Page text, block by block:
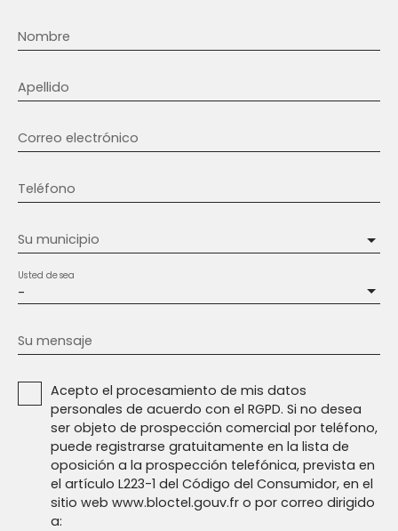
Nombre
Apellido
Correo electrónico
Teléfono
Su municipio
-
Usted desea
Su mensaje
Acepto el procesamiento de mis datos
personales de acuerdo con el RGPD. Si no desea
ser objeto de prospección comercial por teléfono,
puede registrarse gratuitamente en la lista de
oposición a la prospección telefónica, prevista en
el artículo L223-1 del Código del Consumidor, en el
sitio web www.bloctel.gouv.fr o por correo dirigido
a: